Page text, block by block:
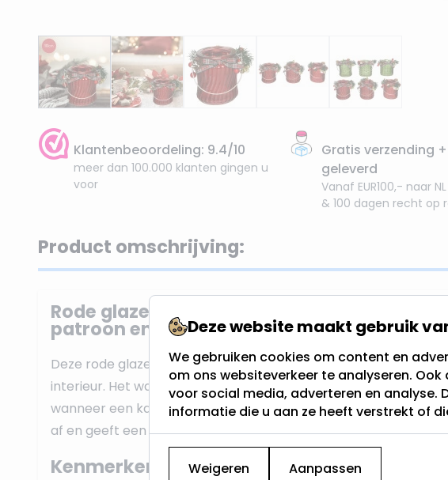
Klantenbeoordeling: 9.4/10
meer dan 100.000 klanten gingen u
voor
Gratis verzending
geleverd
Vanaf EUR100,- naar NL
& 100 dagen recht op
Product omschrijving:
Rode glazen waxinelichthouder met wave
patroon en versiering - Ø8 x 10 cm
Deze rode glazen waxinelichthouder is een mooie toevoeging
interieur. Het wave patroon geeft de houder een bijzonder
wanneer een kaars wordt aangestoken. De versiering maakt
af en geeft een extra touch aan de houder.
Kenmerken
Deze website maakt gebruik
We gebruiken cookies om content en
om ons websiteverkeer te analyseren.
voor social media, adverteren en analyse.
informatie die u aan ze heeft verstrekt of
Weigeren Aanpassen